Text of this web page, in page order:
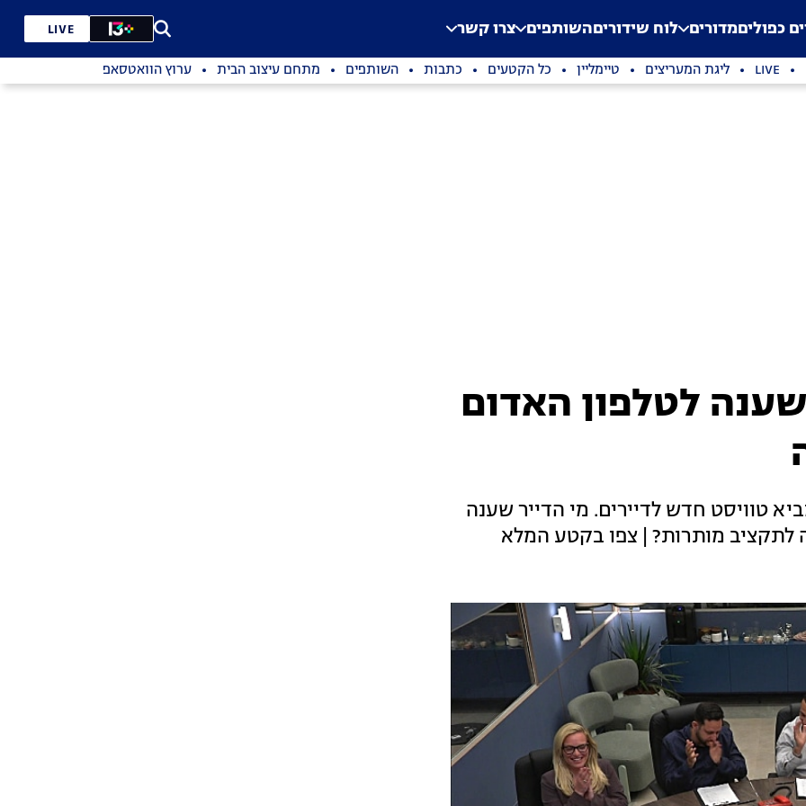
Application error: a
. כפוליםמדורים לוח שידוריםהשותפים צרו קשר LIVE
LIVE ליגת המעריצים טיימליין כל הקטעים כתבות השותפים מתחם עיצוב הבית ערוץ הוואטסאפ
לטלפון האדום
טוויסט חדש לדיירים. מי הדייר שענה
לתקציב מותרות? | צפו בקטע המלא